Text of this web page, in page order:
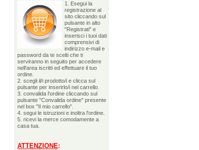
1. Esegui la
registrazione al
sito cliccando sul
pulsante in alto
"Registrati" e
inserisci i tuoi dati
comprensivi di
indirizzo e-mail e
password da te scelti che ti
serviranno in seguito per accedere
nell'area iscritti ed effettuare il tuo
ordine.
2. scegli il/i prodotto/i e clicca sul
pulsante per inserirlo/i nel carrello.
3. convalida l'ordine cliccando sul
pulsante "Convalida ordine" presente
nel box "Il mio carrello".
4. segui le istruzioni e inoltra l'ordine.
5. ricevi la merce comodamente a
casa tua.
ATTENZIONE: